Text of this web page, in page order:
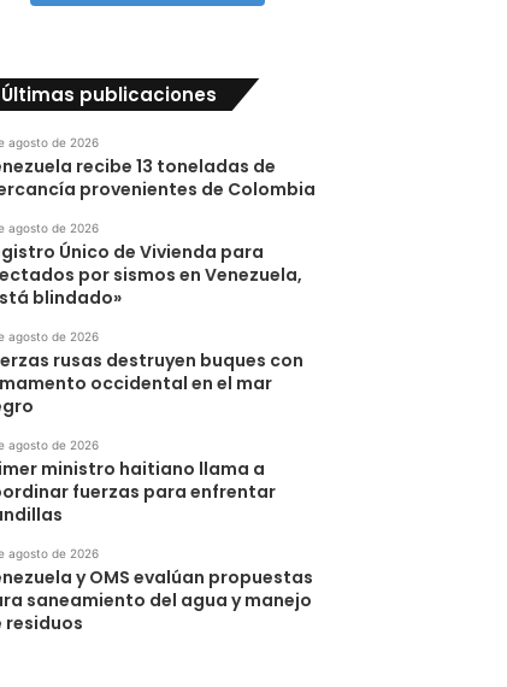
Últimas publicaciones
agosto de 2026
recibe 13 toneladas de
provenientes de Colombia
agosto de 2026
Único de Vivienda para
por sismos en Venezuela,
blindado»
agosto de 2026
rusas destruyen buques con
occidental en el mar
agosto de 2026
ministro haitiano llama a
fuerzas para enfrentar
agosto de 2026
y OMS evalúan propuestas
saneamiento del agua y manejo
residuos